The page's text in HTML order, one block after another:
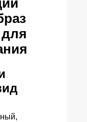
для